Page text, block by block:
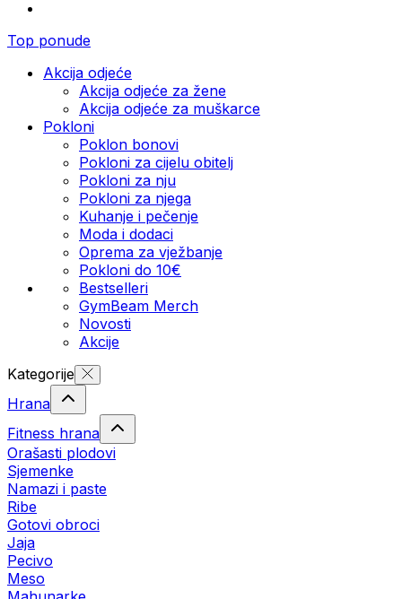
Top ponude
Akcija odjeće
Akcija odjeće za žene
Akcija odjeće za muškarce
Pokloni
Poklon bonovi
Pokloni za cijelu obitelj
Pokloni za nju
Pokloni za njega
Kuhanje i pečenje
Moda i dodaci
Oprema za vježbanje
Pokloni do 10€
Bestselleri
GymBeam Merch
Novosti
Akcije
Kategorije
Hrana
Fitness hrana
Orašasti plodovi
Sjemenke
Namazi i paste
Ribe
Gotovi obroci
Jaja
Pecivo
Meso